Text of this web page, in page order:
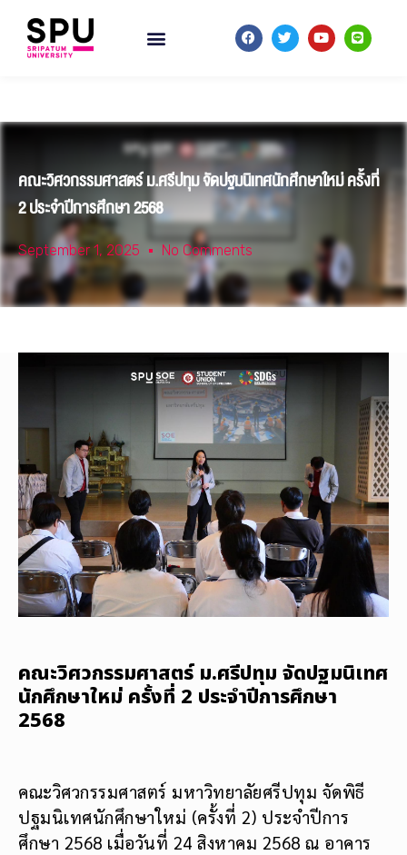
คณะวิศวกรรมศาสตร์ ม.ศรีปทุม จัดปฐมนิเทศนักศึกษาใหม่ ครั้งที่
2 ประจำปีการศึกษา 2568
September 1, 2025 No Comments
คณะวิศวกรรมศาสตร์ ม.ศรีปทุม จัดปฐมนิเทศ
นักศึกษาใหม่ ครั้งที่ 2 ประจำปีการศึกษา
2568
คณะวิศวกรรมศาสตร์ มหาวิทยาลัยศรีปทุม จัดพิธี
ปฐมนิเทศนักศึกษาใหม่ (ครั้งที่ 2) ประจำปีการ
ศึกษา 2568 เมื่อวันที่ 24 สิงหาคม 2568 ณ อาคาร